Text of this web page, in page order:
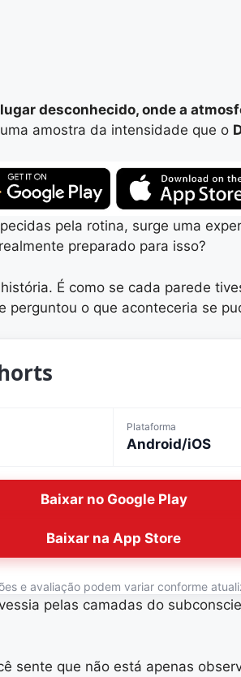
desconhecido, onde a
amostra da intensidade que o
pela rotina, surge uma
preparado para isso?
É como se cada parede
o que aconteceria se
Plataforma
Android/iOS
Baixar no Google Play
Baixar na App Store
e avaliação podem variar conforme
pelas camadas do
sente que não está apenas